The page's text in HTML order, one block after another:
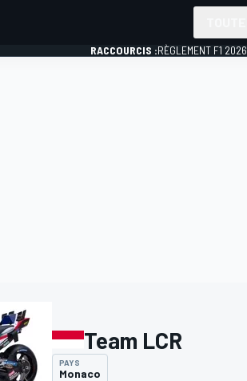
RACCOURCIS :RÈGLEMENT F1 2026
Team LCR
PAYS
Monaco